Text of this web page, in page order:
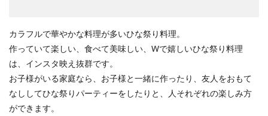
カラフルで華やかな料理が多いひな祭り料理。
作っていて楽しい、食べて美味しい、Wで嬉しいひな祭り料理
は、インスタ映え抜群です。
お子様がいる家庭なら、お子様と一緒に作ったり、友人をおもて
なししてひな祭りパーティーをしたりと、人それぞれの楽しみ方
ができます。